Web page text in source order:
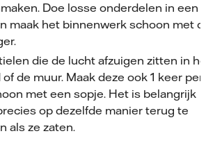
Doe losse onderdelen in een
maak het binnenwerk schoon met
die de lucht afzuigen zitten in
de muur. Maak deze ook 1 keer per
met een sopje. Het is belangrijk
op dezelfde manier terug te
als ze zaten.